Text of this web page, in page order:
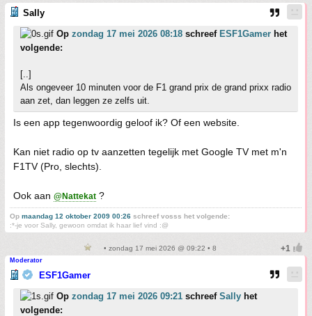
Sally
Op zondag 17 mei 2026 08:18 schreef ESF1Gamer het
volgende:
[..]
Als ongeveer 10 minuten voor de F1 grand prix de grand prixx radio
aan zet, dan leggen ze zelfs uit.
Is een app tegenwoordig geloof ik? Of een website.
Kan niet radio op tv aanzetten tegelijk met Google TV met m'n
F1TV (Pro, slechts).
Ook aan @Nattekat ?
Op maandag 12 oktober 2009 00:26 schreef vosss het volgende:
:*-je voor Sally, gewoon omdat ik haar lief vind :@
• zondag 17 mei 2026 @ 09:22 • 8
Moderator
ESF1Gamer
Op zondag 17 mei 2026 09:21 schreef Sally het
volgende: